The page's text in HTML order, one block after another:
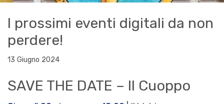
I prossimi eventi digitali da non
perdere!
13 Giugno 2024
SAVE THE DATE – Il Cuoppo